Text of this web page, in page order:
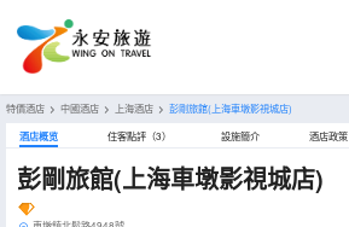
特價酒店 > 中國酒店 > 上海酒店 > 彭剛旅館(上海車墩影視城店)
酒店概览 住客點評（3） 設施簡介 酒店政策
彭剛旅館(上海車墩影視城店)